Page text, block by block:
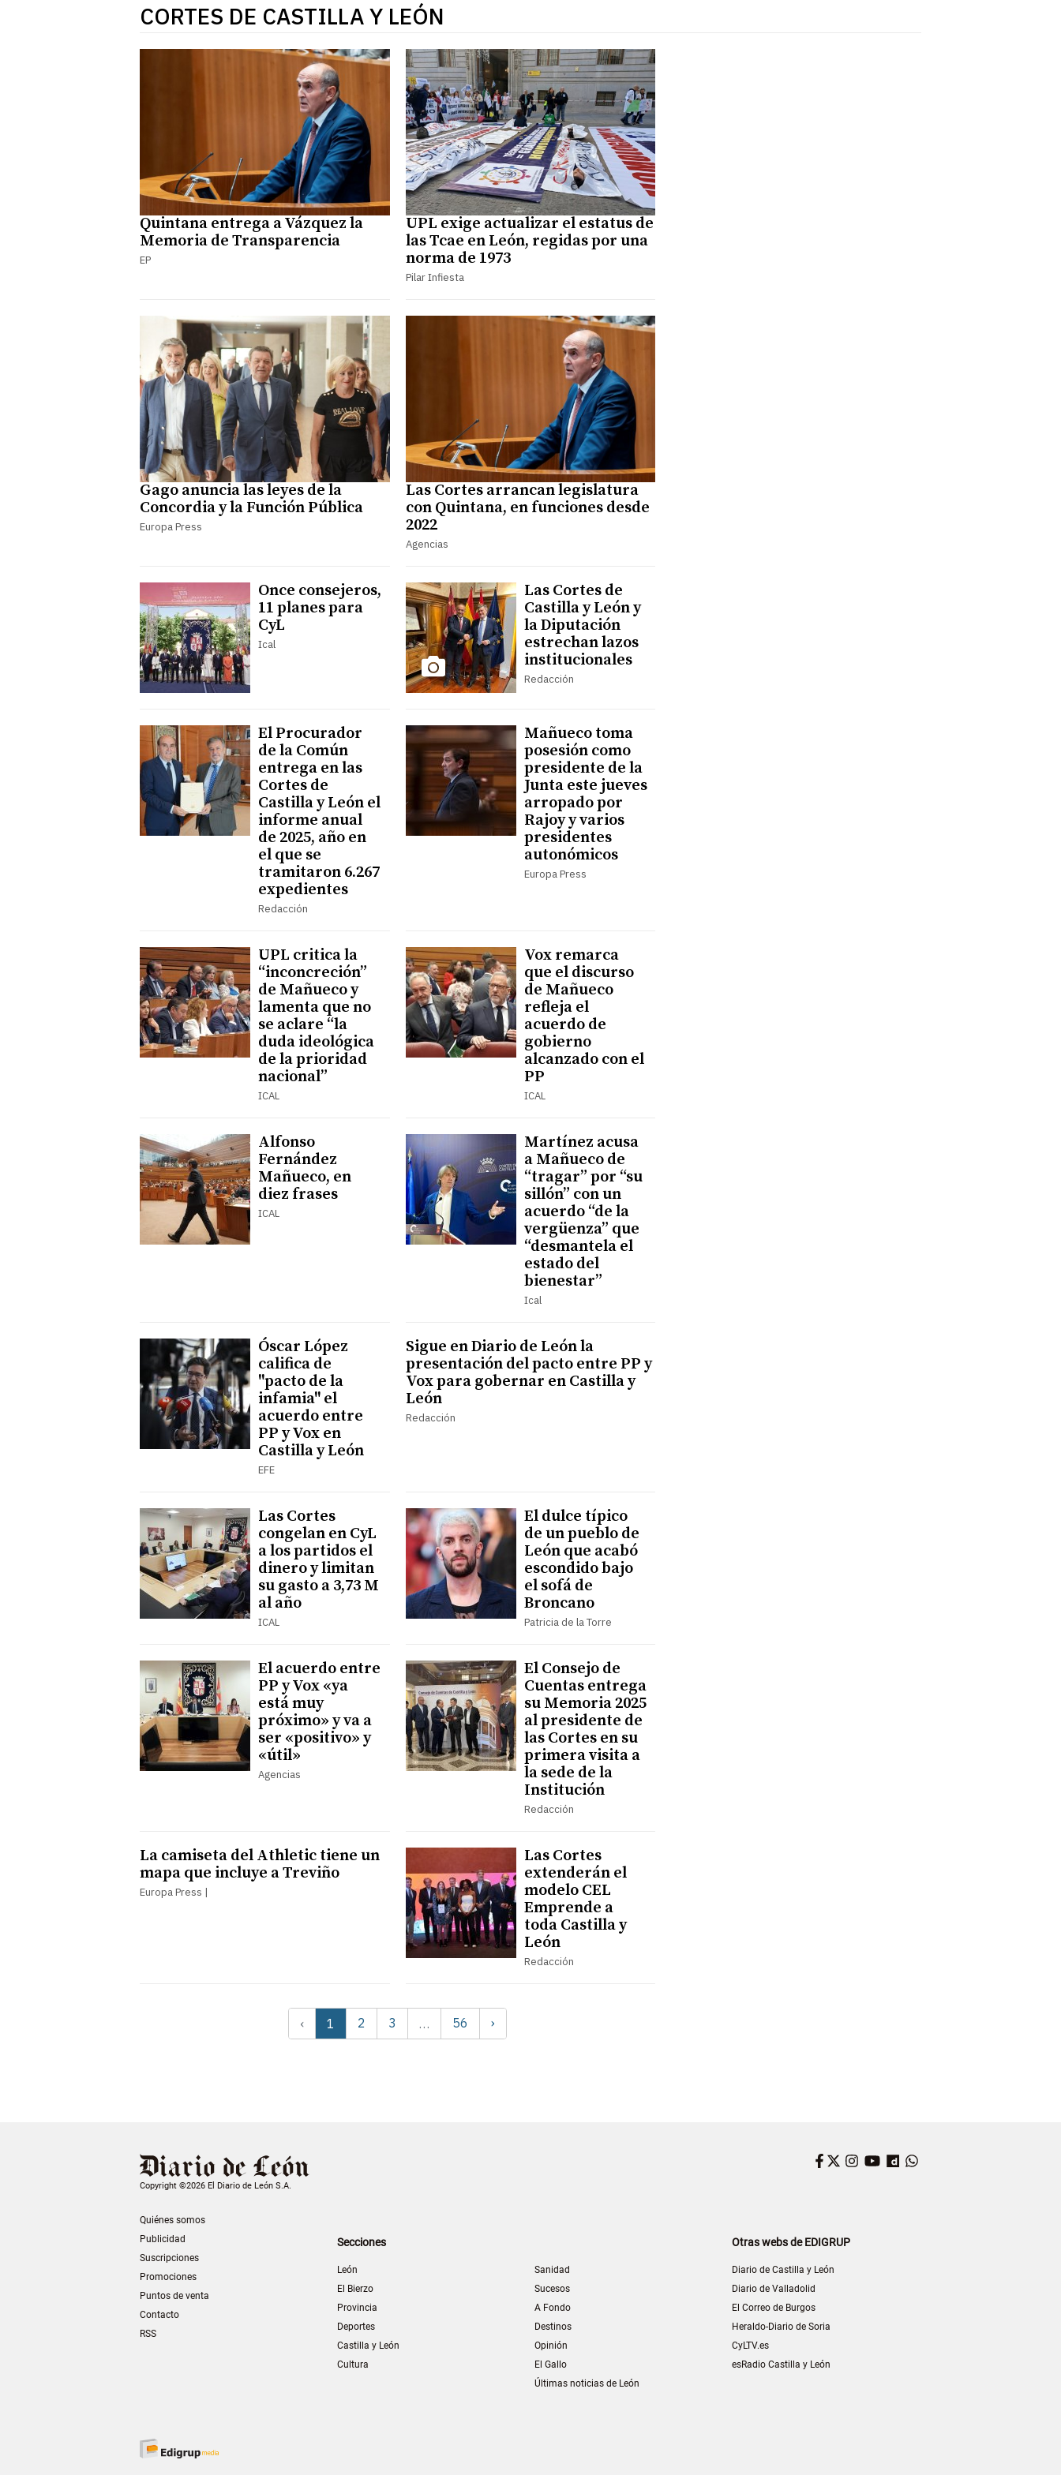
CORTES DE CASTILLA Y LEÓN
Quintana entrega a Vázquez la
Memoria de Transparencia
EP
UPL exige actualizar el estatus de
las Tcae en León, regidas por una
norma de 1973
Pilar Infiesta
Gago anuncia las leyes de la
Concordia y la Función Pública
Europa Press
Las Cortes arrancan legislatura
con Quintana, en funciones desde
2022
Agencias
Once consejeros,
11 planes para
CyL
Ical
Las Cortes de
Castilla y León y
la Diputación
estrechan lazos
institucionales
Redacción
El Procurador
de la Común
entrega en las
Cortes de
Castilla y León el
informe anual
de 2025, año en
el que se
tramitaron 6.267
expedientes
Redacción
Mañueco toma
posesión como
presidente de la
Junta este jueves
arropado por
Rajoy y varios
presidentes
autonómicos
Europa Press
UPL critica la
“inconcreción”
de Mañueco y
lamenta que no
se aclare “la
duda ideológica
de la prioridad
nacional”
ICAL
Vox remarca
que el discurso
de Mañueco
refleja el
acuerdo de
gobierno
alcanzado con el
PP
ICAL
Alfonso
Fernández
Mañueco, en
diez frases
ICAL
Martínez acusa
a Mañueco de
“tragar” por “su
sillón” con un
acuerdo “de la
vergüenza” que
“desmantela el
estado del
bienestar”
Ical
Óscar López
califica de
"pacto de la
infamia" el
acuerdo entre
PP y Vox en
Castilla y León
EFE
Sigue en Diario de León la
presentación del pacto entre PP y
Vox para gobernar en Castilla y
León
Redacción
Las Cortes
congelan en CyL
a los partidos el
dinero y limitan
su gasto a 3,73 M
al año
ICAL
El dulce típico
de un pueblo de
León que acabó
escondido bajo
el sofá de
Broncano
Patricia de la Torre
El acuerdo entre
PP y Vox «ya
está muy
próximo» y va a
ser «positivo» y
«útil»
Agencias
El Consejo de
Cuentas entrega
su Memoria 2025
al presidente de
las Cortes en su
primera visita a
la sede de la
Institución
Redacción
La camiseta del Athletic tiene un
mapa que incluye a Treviño
Europa Press |
Las Cortes
extenderán el
modelo CEL
Emprende a
toda Castilla y
León
Redacción
‹ 1 2 3 … 56 ›
Copyright ©2026 El Diario de León S.A.
Quiénes somos
Publicidad
Suscripciones
Promociones
Puntos de venta
Contacto
RSS
Facebook
Twitter
Instagram
YouTube
Dailymotion
Secciones
León
El Bierzo
Provincia
Deportes
Castilla y León
Cultura
Sanidad
Sucesos
A Fondo
Destinos
Opinión
El Gallo
Últimas noticias de León
Otras webs de EDIGRUP
Diario de Castilla y León
Diario de Valladolid
El Correo de Burgos
Heraldo-Diario de Soria
CyLTV.es
esRadio Castilla y León